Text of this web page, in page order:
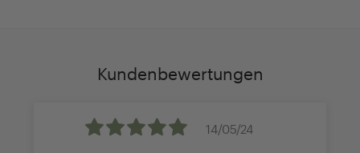
Kundenbewertungen
14/05/24